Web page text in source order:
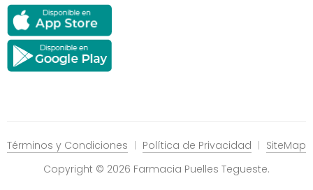
Copyright © 2026 Farmacia Puelles Tegueste.
Términos y Condiciones Política de Privacidad SiteMap